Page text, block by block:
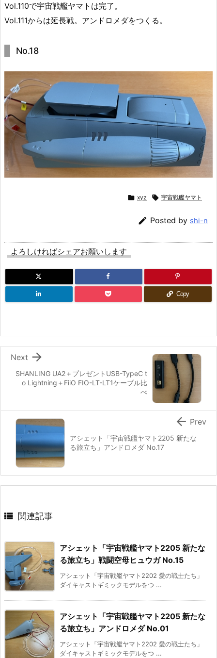
Vol.110で宇宙戦艦ヤマトは完了。
Vol.111からは延長戦。アンドロメダをつくる。
No.18
 xyz  宇宙戦艦ヤマト
 Posted by shi-n
よろしければシェアお願いします
Copy
SHANLING UA2＋プレゼントUSB-TypeC t
o Lightning＋FiiO FIO-LT-LT1ケーブル比
べ

Next
アシェット「宇宙戦艦ヤマト2205 新たな
る旅立ち」アンドロメダ No.17
 Prev
 関連記事
アシェット「宇宙戦艦ヤマト2205 新たな
る旅立ち」戦闘空母ヒュウガ No.15
アシェット「宇宙戦艦ヤマト2202 愛の戦士たち」
ダイキャストギミックモデルをつ ...
アシェット「宇宙戦艦ヤマト2205 新たな
る旅立ち」アンドロメダ No.01
アシェット「宇宙戦艦ヤマト2202 愛の戦士たち」
ダイキャストギミックモデルをつ ...